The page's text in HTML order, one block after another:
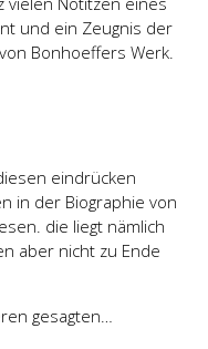
und ein Zeugnis der
Bonhoeffers Werk.
eindrücken
in der Biographie von
die liegt nämlich
aber nicht zu Ende
gesagten…